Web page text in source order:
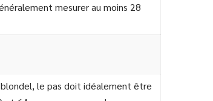
mesurer au moins 28
le pas doit idéalement être